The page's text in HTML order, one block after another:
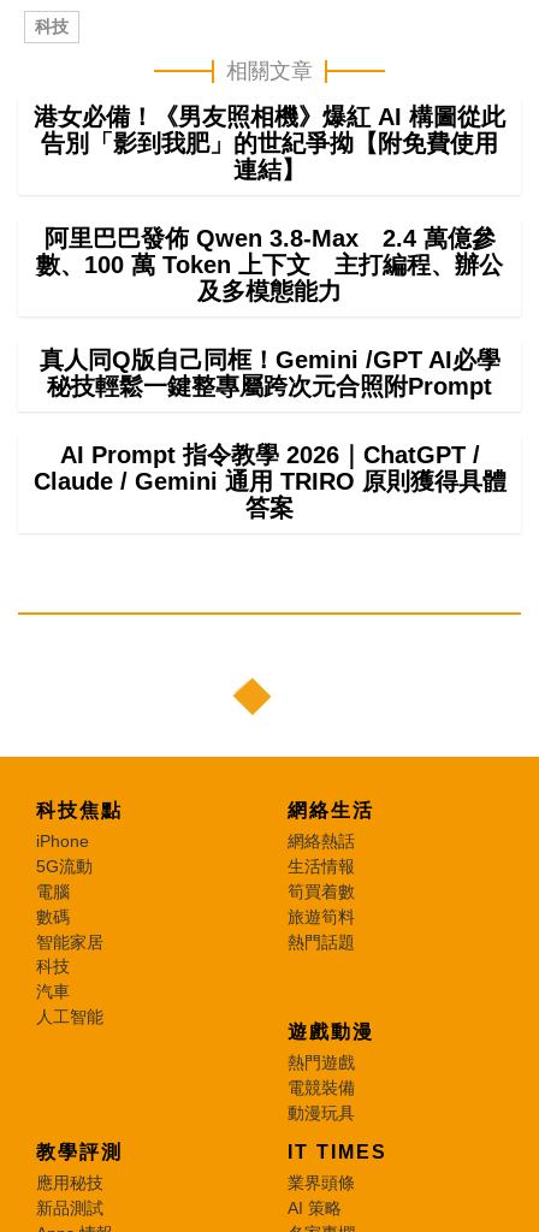
科技
相關文章
港女必備！《男友照相機》爆紅 AI 構圖從此
告別「影到我肥」的世紀爭拗【附免費使用
連結】
阿里巴巴發佈 Qwen 3.8-Max 2.4 萬億參
數、100 萬 Token 上下文 主打編程、辦公
及多模態能力
真人同Q版自己同框！Gemini /GPT AI必學
秘技輕鬆一鍵整專屬跨次元合照附Prompt
AI Prompt 指令教學 2026｜ChatGPT /
Claude / Gemini 通用 TRIRO 原則獲得具體
答案
科技焦點
iPhone
5G流動
電腦
數碼
智能家居
科技
汽車
人工智能
網絡生活
網絡熱話
生活情報
筍買着數
旅遊筍料
熱門話題
遊戲動漫
熱門遊戲
電競裝備
動漫玩具
教學評測
應用秘技
新品測試
IT TIMES
業界頭條
AI 策略